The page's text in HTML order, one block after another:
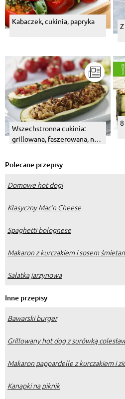
Kabaczek, cukinia, papryka
Wszechstronna cukinia:
grillowana, faszerowana, na
Polecane przepisy
Domowe hot dogi
Klasyczny Mac’n Cheese
Spaghetti bolognese
Makaron z kurczakiem i sosem
Sałatka jarzynowa
Inne przepisy
Bawarski burger
Grillowany hot dog z surówką
Makaron pappardelle z kurczakiem i
Kanapki na piknik